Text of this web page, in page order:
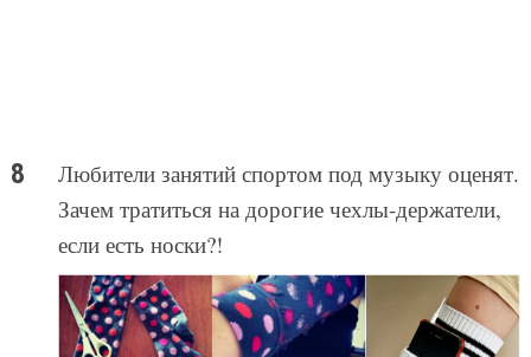
Любители занятий спортом под музыку оценят.
Зачем тратиться на дорогие чехлы-держатели,
если есть носки?!